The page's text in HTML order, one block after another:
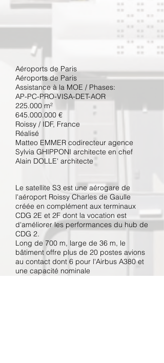
Aéroports de Paris
Aéroports de Paris
Assistance à la MOE / Phases:
AP-PC-PRO-VISA-DET-AOR
225.000 m²
645.000.000 €
Roissy / IDF, France
Réalisé
Matteo EMMER codirecteur agence
Sylvia GHIPPONI architecte en chef
Alain DOLLE' architecte
Le satellite S3 est une aérogare de
l'aéroport Roissy Charles de Gaulle
créée en complément aux terminaux
CDG 2E et 2F dont la vocation est
d'améliorer les performances du hub de
CDG 2.
Long de 700 m, large de 36 m, le
bâtiment offre plus de 20 postes avions
au contact dont 6 pour l'Airbus A380 et
une capacité nominale